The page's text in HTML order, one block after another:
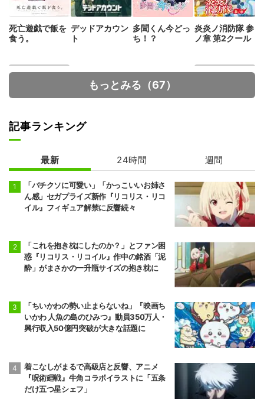
死亡遊戯で飯を
食う。
デッドアカウン
ト
多聞くん今どっ
ち！？
炎炎ノ消防隊 参
ノ章 第2クール
正反対な君と僕 地獄楽 第2期
もっとみる（67）
記事ランキング
最新 24時間 週間
「バチクソに可愛い」「かっこいいお姉さ
ん感」セガプライズ新作『リコリス・リコ
イル』フィギュア解禁に反響続々
「これを抱き枕にしたのか？」とファン困
惑『リコリス・リコイル』作中の銘酒「泥
酔」がまさかの一升瓶サイズの抱き枕に
「ちいかわの勢い止まらないね」『映画ち
いかわ 人魚の島のひみつ』動員350万人・
興行収入50億円突破が大きな話題に
着こなしがまるで高級店と反響、アニメ
『呪術廻戦』牛角コラボイラストに「五条
だけ五つ星シェフ」